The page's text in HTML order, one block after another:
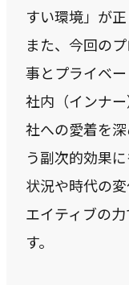
すい環境」が
また、今回の
事とプライベー
社内（インナ
社への愛着を
う副次的効果
状況や時代の
エイティブの
す。